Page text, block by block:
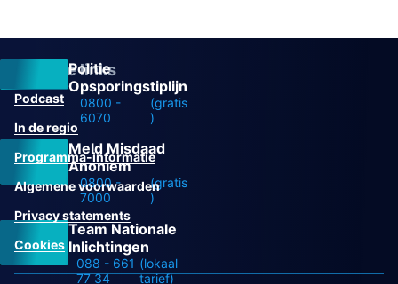
Politie
Opsporingstiplijn
0800 -
6070
(gratis
)
Meld Misdaad
Anoniem
0800 -
7000
(gratis
)
Team Nationale
Inlichtingen
088 - 661
77 34
(lokaal
tarief)
Overige links
Podcast
In de regio
Programma-informatie
Algemene voorwaarden
Privacy statements
Cookies